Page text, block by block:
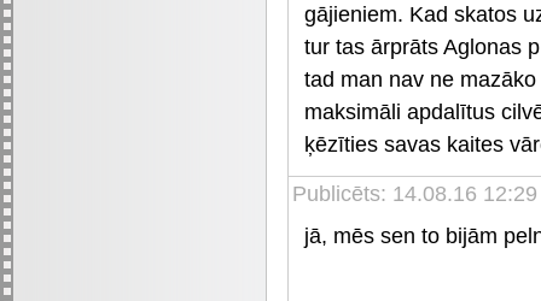
gājieniem. Kad skatos
tur tas ārprāts Aglonas
tad man nav ne
maksimāli apdalītus
ķēzīties savas kaites
Publicēts: 14.08.16 12:29
jā, mēs sen to bijām